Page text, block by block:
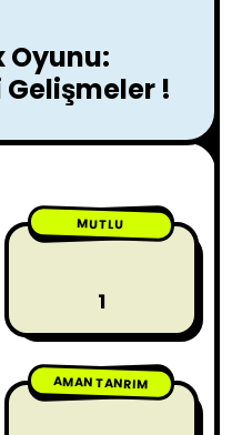
Oyunu:
!
MUTLU
1
AMAN TANRIM